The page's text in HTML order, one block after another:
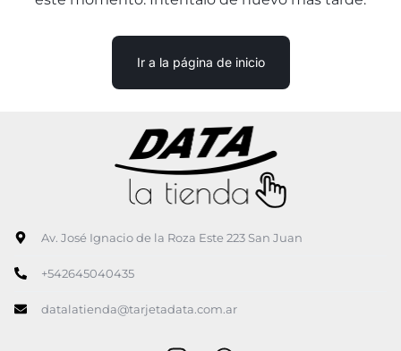
Ir a la página de inicio
Av. José Ignacio de la Roza Este 223 San Juan
+542645040435
datalatienda@tarjetadata.com.ar